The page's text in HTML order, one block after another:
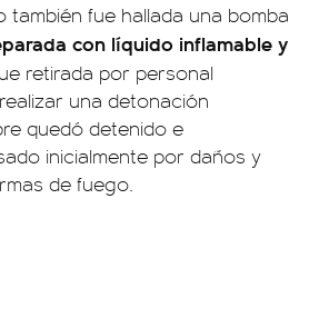
también fue hallada una bomba
con líquido inflamable y
retirada por personal
una detonación
quedó detenido e
inicialmente por daños y
de fuego.